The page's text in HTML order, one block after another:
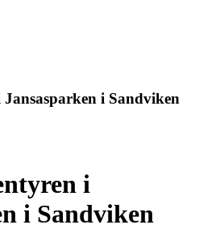
i Sandviken
i
i Sandviken